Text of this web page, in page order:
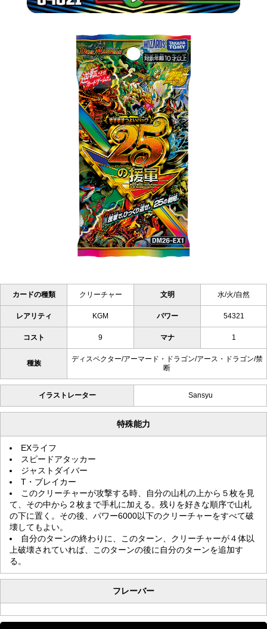
カードの種類 クリーチャー 文明 水/火/自然
レアリティ KGM パワー 54321
コスト 9 マナ 1
種族
ディスペクター/アーマード・ドラゴン/アース・ドラゴン/禁
断
イラストレーター Sansyu
特殊能力
EXライフ
スピードアタッカー
ジャストダイバー
T・ブレイカー
このクリーチャーが攻撃する時、自分の山札の上から５枚を見
て、その中から２枚まで手札に加える。残りを好きな順序で山札
の下に置く。その後、パワー6000以下のクリーチャーをすべて破
壊してもよい。
自分のターンの終わりに、このターン、クリーチャーが４体以
上破壊されていれば、このターンの後に自分のターンを追加す
る。
フレーバー